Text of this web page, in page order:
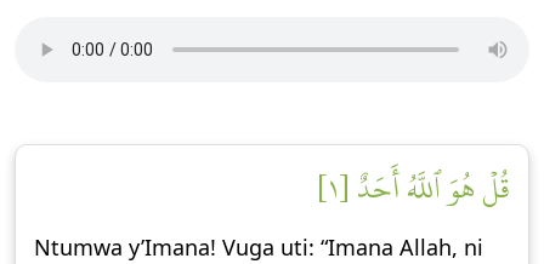
قُلۡ هُوَ ٱللَّهُ أَحَدٌ [١]
Ntumwa y’Imana! Vuga uti: “Imana Allah, ni